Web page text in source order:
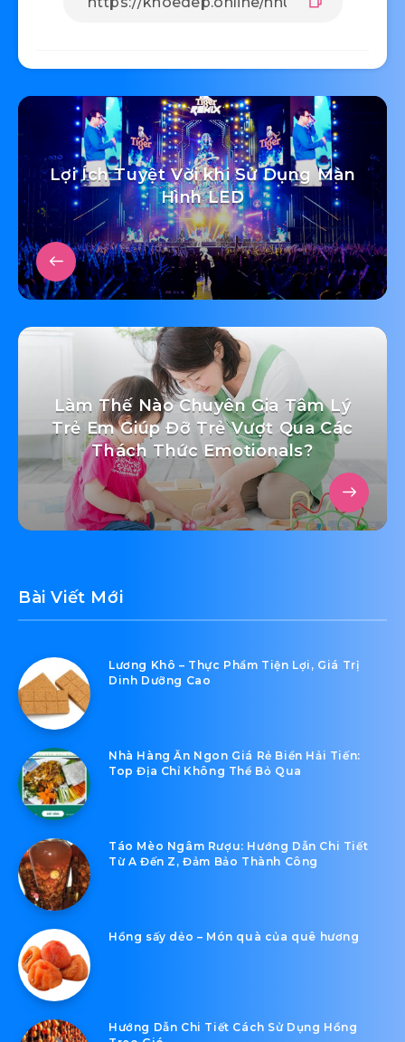
Lợi Ích Tuyệt Vời khi Sử Dụng Màn
Hình LED
Làm Thế Nào Chuyên Gia Tâm Lý
Trẻ Em Giúp Đỡ Trẻ Vượt Qua Các
Thách Thức Emotionals?
Bài Viết Mới
Lương Khô – Thực Phẩm Tiện Lợi, Giá Trị
Dinh Dưỡng Cao
Nhà Hàng Ăn Ngon Giá Rẻ Biển Hải Tiến:
Top Địa Chỉ Không Thể Bỏ Qua
Táo Mèo Ngâm Rượu: Hướng Dẫn Chi Tiết
Từ A Đến Z, Đảm Bảo Thành Công
Hồng sấy dẻo – Món quà của quê hương
Hướng Dẫn Chi Tiết Cách Sử Dụng Hồng